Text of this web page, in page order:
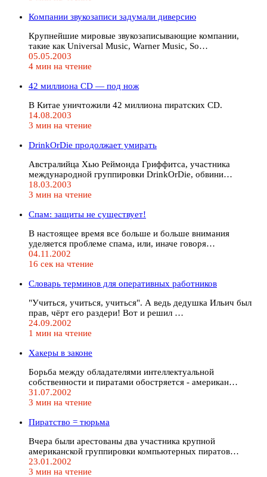
Компании звукозаписи задумали диверсию
Крупнейшие мировые звукозаписывающие компании,
такие как Universal Music, Warner Music, So…
05.05.2003
4 мин на чтение
42 миллиона CD — под нож
В Китае уничтожили 42 миллиона пиратских CD.
14.08.2003
3 мин на чтение
DrinkOrDie продолжает умирать
Австралийца Хью Реймонда Гриффитса, участника
международной группировки DrinkOrDie, обвини…
18.03.2003
3 мин на чтение
Спам: защиты не существует!
В настоящее время все больше и больше внимания
уделяется проблеме спама, или, иначе говоря…
04.11.2002
16 сек на чтение
Словарь терминов для оперативных работников
"Учиться, учиться, учиться". А ведь дедушка Ильич был
прав, чёрт его раздери! Вот и решил …
24.09.2002
1 мин на чтение
Хакеры в законе
Борьба между обладателями интеллектуальной
собственности и пиратами обостряется - американ…
31.07.2002
3 мин на чтение
Пиратство = тюрьма
Вчера были арестованы два участника крупной
американской группировки компьютерных пиратов…
23.01.2002
3 мин на чтение